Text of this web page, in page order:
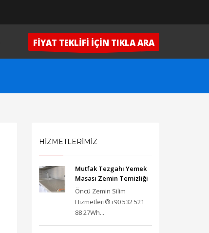
FİYAT TEKLİFİ İÇİN TIKLA ARA
HİZMETLERİMİZ
Mutfak Tezgahı Yemek
Masası Zemin Temizliği
Öncü Zemin Silim
Hizmetleri®+90 532 521
88 27Wh...